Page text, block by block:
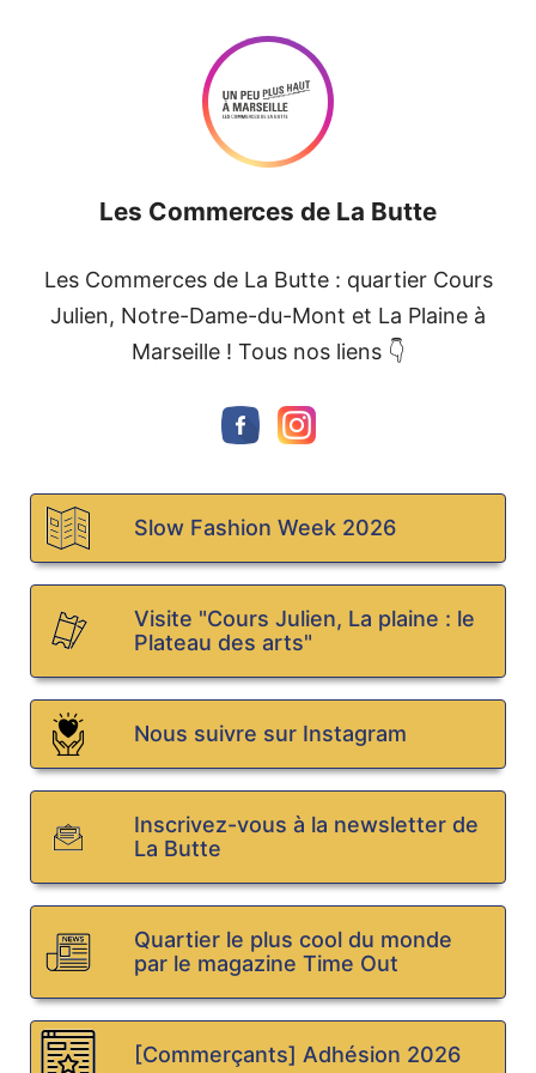
Les Commerces de La Butte
Les Commerces de La Butte : quartier Cours
Julien, Notre-Dame-du-Mont et La Plaine à
Marseille ! Tous nos liens 👇
Slow Fashion Week 2026
Visite "Cours Julien, La plaine : le
Plateau des arts"
Nous suivre sur Instagram
Inscrivez-vous à la newsletter de
La Butte
Quartier le plus cool du monde
par le magazine Time Out
[Commerçants] Adhésion 2026